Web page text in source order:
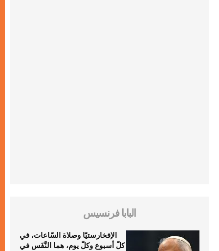
البابا فرنسيس
الإفخارستيّا وصلاة السّاعات، في
كلّ أسبوع وكلّ يوم، هما النَّفَس في